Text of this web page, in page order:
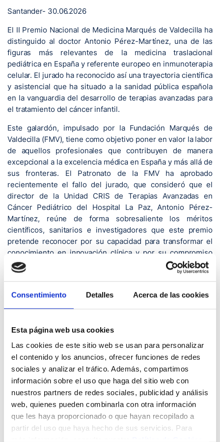
Consentimiento Detalles Acerca de las cookies
Esta página web usa cookies
Las cookies de este sitio web se usan para personalizar
el contenido y los anuncios, ofrecer funciones de redes
sociales y analizar el tráfico. Además, compartimos
información sobre el uso que haga del sitio web con
nuestros partners de redes sociales, publicidad y análisis
web, quienes pueden combinarla con otra información
que les haya proporcionado o que hayan recopilado a
partir del uso que haya hecho de sus servicios. Para
Santander- 30.06.2026
El II Premio Nacional de Medicina Marqués de Valdecilla ha
distinguido al doctor Antonio Pérez-Martínez, una de las
figuras más relevantes de la medicina traslacional
pediátrica en España y referente europeo en inmunoterapia
celular. El jurado ha reconocido así una trayectoria científica
y asistencial que ha situado a la sanidad pública española
en la vanguardia del desarrollo de terapias avanzadas para
el tratamiento del cáncer infantil.
Este galardón, impulsado por la Fundación Marqués de
Valdecilla (FMV), tiene como objetivo poner en valor la labor
de aquellos profesionales que contribuyen de manera
excepcional a la excelencia médica en España y más allá de
sus fronteras. El Patronato de la FMV ha aprobado
recientemente el fallo del jurado, que consideró que el
director de la Unidad CRIS de Terapias Avanzadas en
Cáncer Pediátrico del Hospital La Paz, Antonio Pérez-
Martínez, reúne de forma sobresaliente los méritos
científicos, sanitarios e investigadores que este premio
pretende reconocer por su capacidad para transformar el
conocimiento en innovación clínica y por su compromiso
con los pacientes.
La trayectoria de este especialista ha estado marcada por el
objetivo de mejorar el pronóstico del cáncer infantil
paciente. Ante la escasez de tratamientos específicos para
pionero que conecta directamente la investigación de
laboratorio, la producción de terapias avanzadas y su
aplicación clínica. Bajo su dirección, más de 800 niños han
sido tratados mediante estrategias innovadoras en la
Unidad CRIS de Terapias Avanzadas en Cáncer Pediátrico
del Hospital La Paz.
Actualmente es jefe del Servicio de Hemato-Oncología